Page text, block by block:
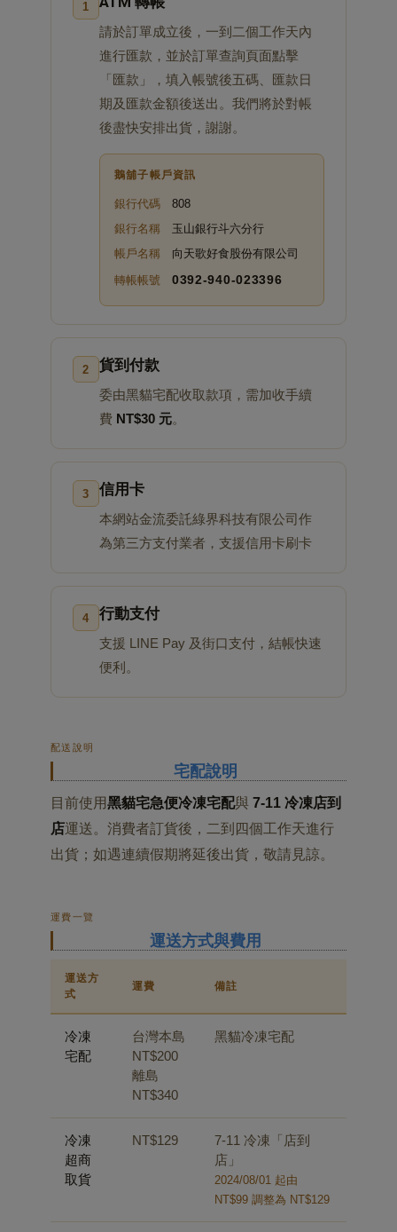
1
請於訂單成立後，一到二個工作天內
進行匯款，並於訂單查詢頁面點擊
「匯款」，填入帳號後五碼、匯款日
期及匯款金額後送出。我們將於對帳
後盡快安排出貨，謝謝。
鵝舖子帳戶資訊
銀行代碼808
銀行名稱玉山銀行斗六分行
帳戶名稱向天歌好食股份有限公司
轉帳帳號
0392‑940‑023396
2 貨到付款
委由黑貓宅配收取款項，需加收手續
費 NT$30 元。
3 信用卡
本網站金流委託綠界科技有限公司作
為第三方支付業者，支援信用卡刷卡
4 行動支付
支援 LINE Pay 及街口支付，結帳快速
便利。
配送說明
宅配說明
目前使用黑貓宅急便冷凍宅配與 7-11 冷凍店到
店運送。消費者訂貨後，二到四個工作天進行
出貨；如遇連續假期將延後出貨，敬請見諒。
運費一覽
運送方式與費用
運送方
式
運費 備註
冷凍
宅配
台灣本島
NT$200
離島
NT$340
黑貓冷凍宅配
冷凍
超商
取貨
NT$129
7-11 冷凍「店到
店」
2024/08/01 起由
NT$99 調整為 NT$129